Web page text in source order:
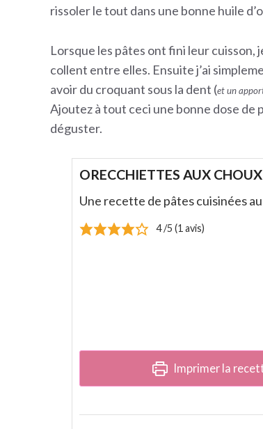
rissoler le tout dans une bonne huile
Lorsque les pâtes ont fini leur cuisson,
collent entre elles. Ensuite j’ai
avoir du croquant sous la dent (et un
Ajoutez à tout ceci une bonne dose de
déguster.
ORECCHIETTES AUX CHOUX
Une recette de pâtes cuisinées
4/5 (1 avis)
Imprimer la